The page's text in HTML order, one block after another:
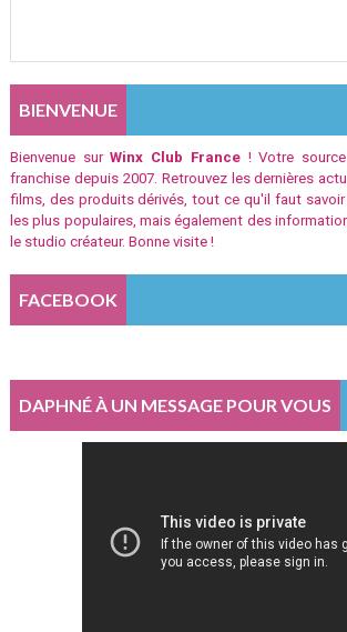
BIENVENUE
Bienvenue surWinx Club France! Votre
franchise depuis 2007. Retrouvez les dernières
films, des produits dérivés, tout ce qu'il faut
les plus populaires, mais également des
le studio créateur. Bonne visite !
FACEBOOK
DAPHNÉ À UN MESSAGE POUR VOUS